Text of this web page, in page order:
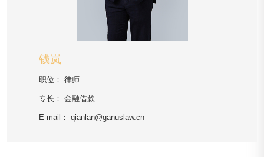
钱岚
职位： 律师
专长： 金融借款
E-mail： qianlan@ganuslaw.cn